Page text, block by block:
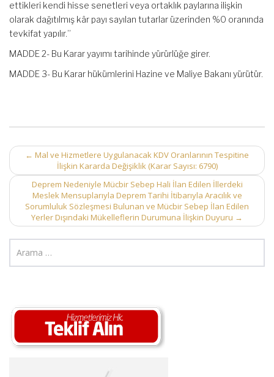
ettikleri kendi hisse senetleri veya ortaklık paylarına ilişkin
olarak dağıtılmış kâr payı sayılan tutarlar üzerinden %0 oranında
tevkifat yapılır.”
MADDE 2- Bu Karar yayımı tarihinde yürürlüğe girer.
MADDE 3- Bu Karar hükümlerini Hazine ve Maliye Bakanı yürütür.
Post
navigation
← Mal ve Hizmetlere Uygulanacak KDV Oranlarının Tespitine
İlişkin Kararda Değişiklik (Karar Sayısı: 6790)
Deprem Nedeniyle Mücbir Sebep Hali İlan Edilen İllerdeki
Meslek Mensuplarıyla Deprem Tarihi İtibarıyla Aracılık ve
Sorumluluk Sözleşmesi Bulunan ve Mücbir Sebep İlan Edilen
Yerler Dışındaki Mükelleflerin Durumuna İlişkin Duyuru →